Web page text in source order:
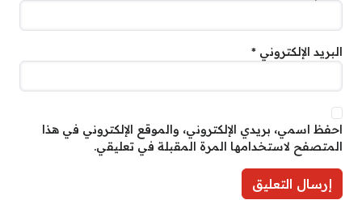
البريد الإلكتروني *
احفظ اسمي، بريدي الإلكتروني، والموقع الإلكتروني في هذا
المتصفح لاستخدامها المرة المقبلة في تعليقي.